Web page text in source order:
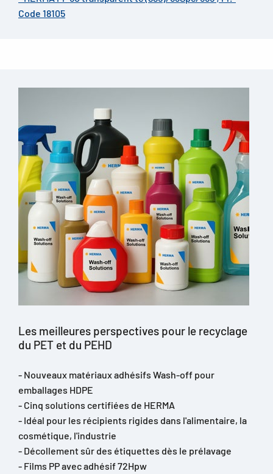
Code 18105
Les meilleures perspectives pour le recyclage
du PET et du PEHD
- Nouveaux matériaux adhésifs Wash-off pour
emballages HDPE
- Cinq solutions certifiées de HERMA
- Idéal pour les récipients rigides dans l'alimentaire, la
cosmétique, l'industrie
- Décollement sûr des étiquettes dès le prélavage
- Films PP avec adhésif 72Hpw